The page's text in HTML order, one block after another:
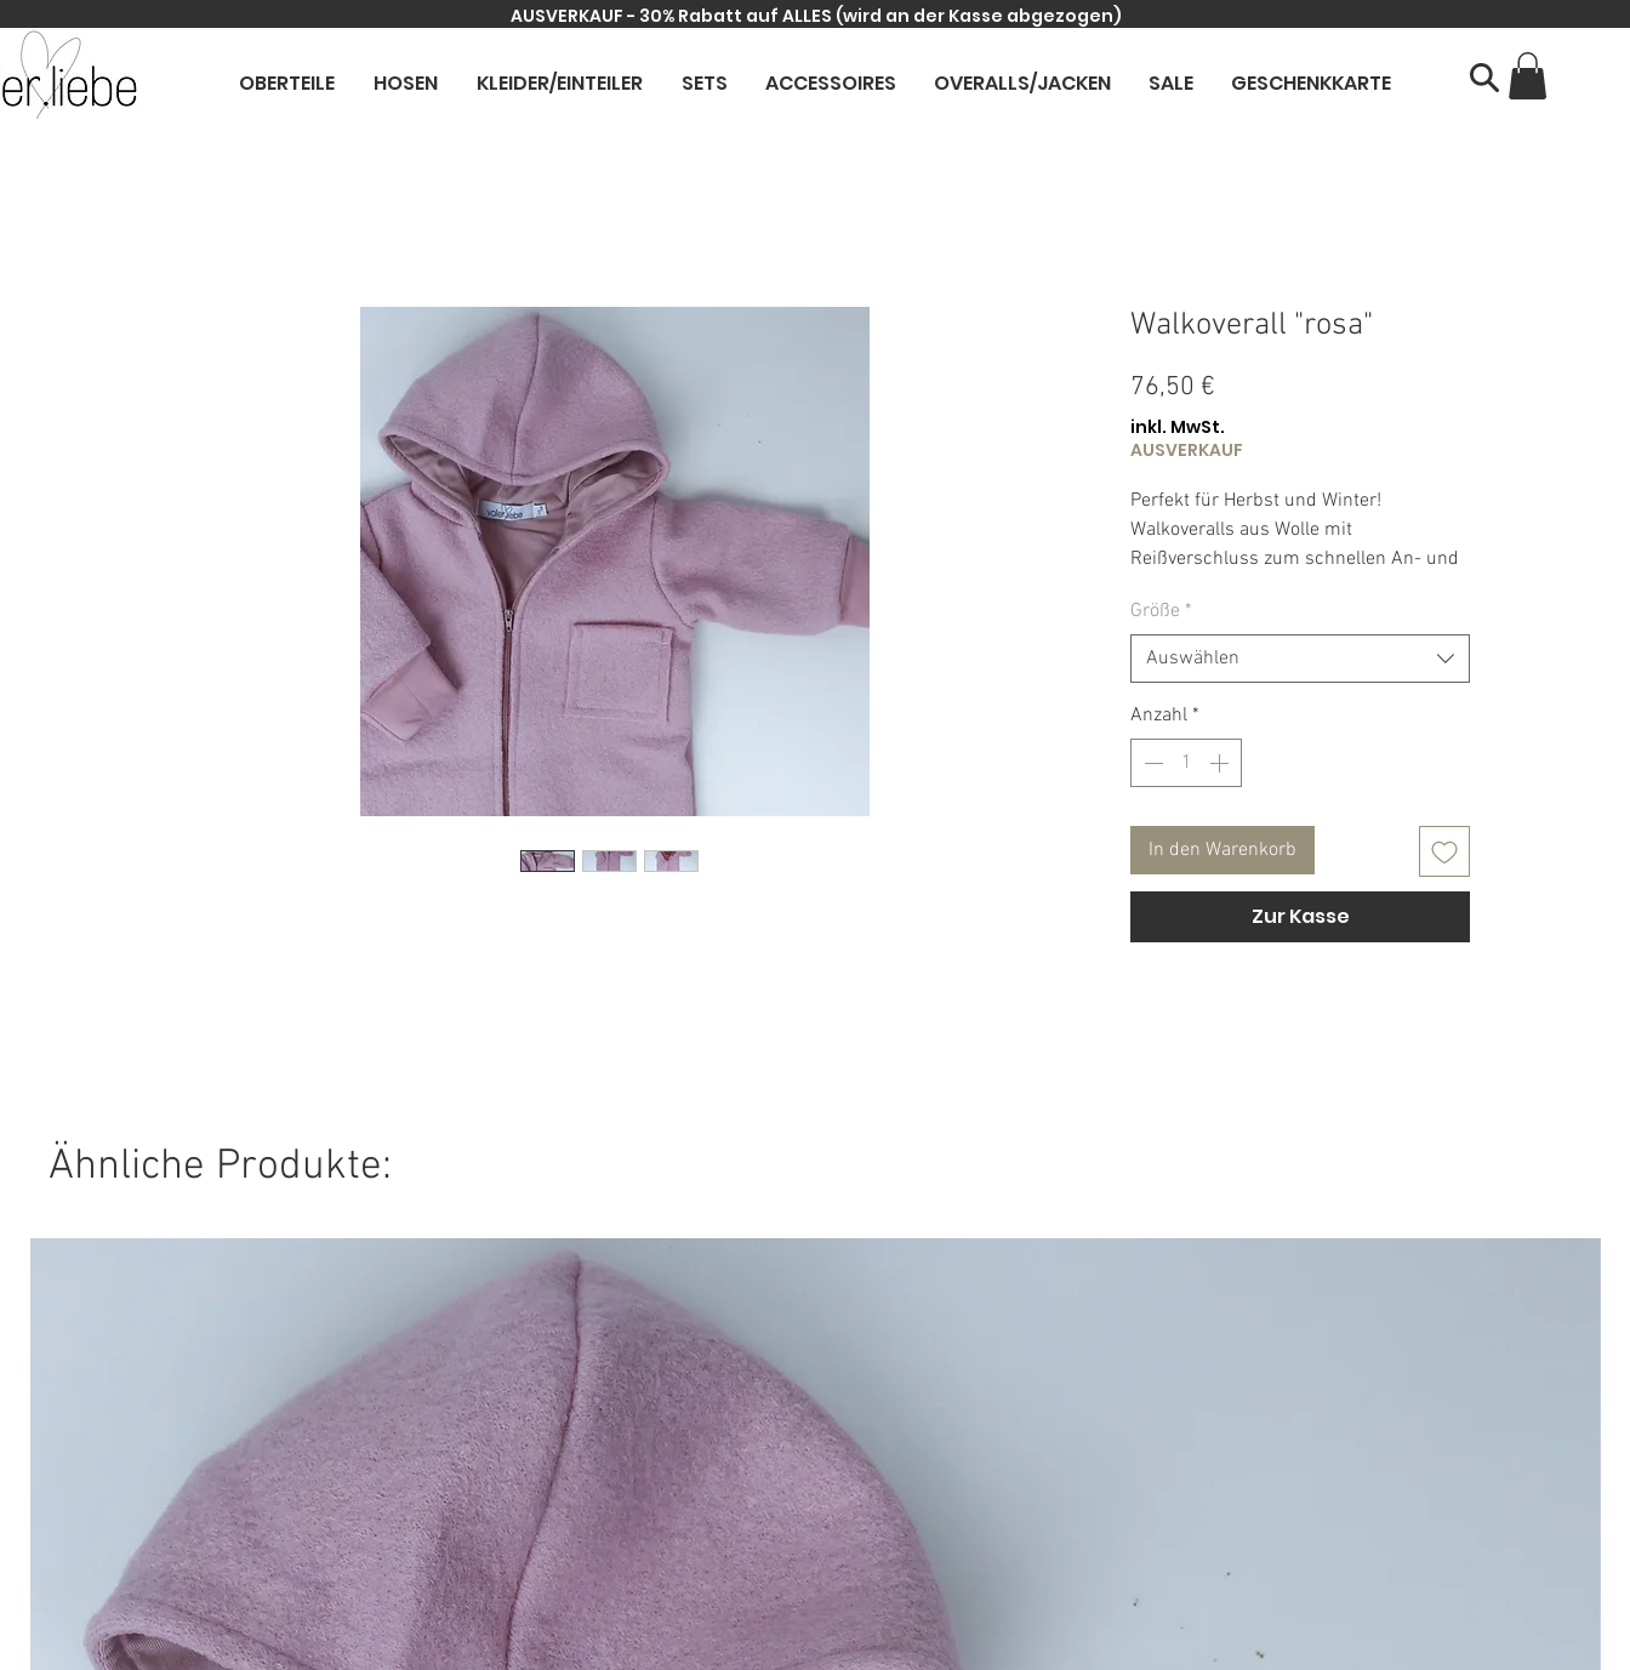
AUSVERKAUF - 30% Rabatt auf ALLES (wird an der Kasse abgezogen)
OBERTEILE HOSEN KLEIDER/EINTEILER SETS ACCESSOIRES OVERALLS/JACKEN SALE GESCHENKKARTE
Walkoverall "rosa"
76,50 €
inkl. MwSt.
AUSVERKAUF
Perfekt für Herbst und Winter!
Walkoveralls aus Wolle mit
Reißverschluss zum schnellen An- und
Material: 100 % Wolle
Futter: 95 % Baumwolle, 5 % Elasthan
Pflegehinweis: Handwäsche empfohlen!
NICHT Trockner oder Waschmaschinen
geeignet! Flecken ausbürsten!
Größe *
Auswählen
Anzahl *
In den Warenkorb
Zur Kasse
Ähnliche Produkte: